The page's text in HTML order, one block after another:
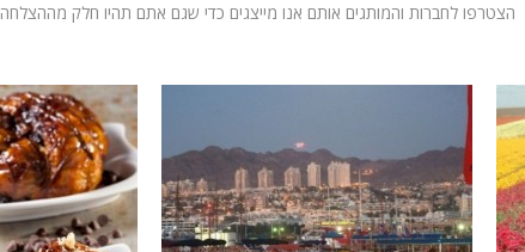
הצטרפו לחברות והמותגים אותם אנו מייצגים כדי שגם אתם תהיו חלק מההצלחה